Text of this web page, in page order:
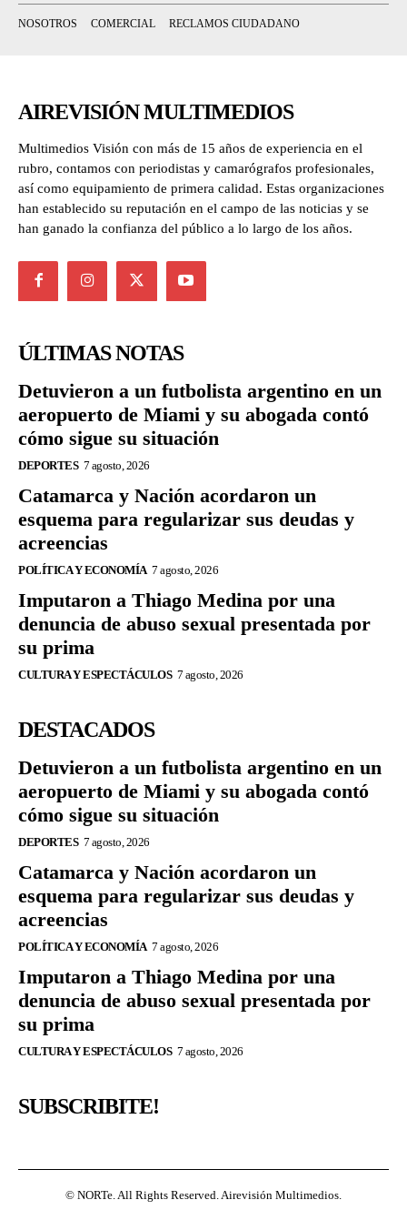
NOSOTROS COMERCIAL RECLAMOS CIUDADANO
AIREVISIÓN MULTIMEDIOS
Multimedios Visión con más de 15 años de experiencia en el
rubro, contamos con periodistas y camarógrafos profesionales,
así como equipamiento de primera calidad. Estas organizaciones
han establecido su reputación en el campo de las noticias y se
han ganado la confianza del público a lo largo de los años.
ÚLTIMAS NOTAS
Detuvieron a un futbolista argentino en un
aeropuerto de Miami y su abogada contó
cómo sigue su situación
DEPORTES 7 agosto, 2026
Catamarca y Nación acordaron un
esquema para regularizar sus deudas y
acreencias
POLÍTICA Y ECONOMÍA 7 agosto, 2026
Imputaron a Thiago Medina por una
denuncia de abuso sexual presentada por
su prima
CULTURA Y ESPECTÁCULOS 7 agosto, 2026
DESTACADOS
Detuvieron a un futbolista argentino en un
aeropuerto de Miami y su abogada contó
cómo sigue su situación
DEPORTES 7 agosto, 2026
Catamarca y Nación acordaron un
esquema para regularizar sus deudas y
acreencias
POLÍTICA Y ECONOMÍA 7 agosto, 2026
Imputaron a Thiago Medina por una
denuncia de abuso sexual presentada por
su prima
CULTURA Y ESPECTÁCULOS 7 agosto, 2026
SUBSCRIBITE!
© NORTe. All Rights Reserved. Airevisión Multimedios.